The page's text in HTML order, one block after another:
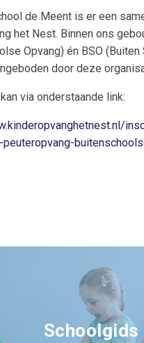
de Meent is er een
het Nest. Binnen ons
Opvang) én BSO (Buiten
door deze
via onderstaande link:
peuteropvang-
Schoolgids